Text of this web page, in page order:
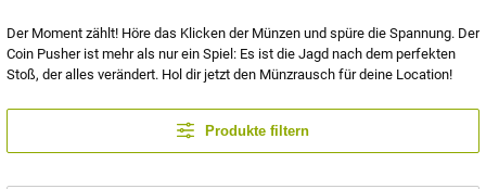
Der Moment zählt! Höre das Klicken der Münzen und spüre die Spannung. Der
Coin Pusher ist mehr als nur ein Spiel: Es ist die Jagd nach dem perfekten
Stoß, der alles verändert. Hol dir jetzt den Münzrausch für deine Location!
Produkte filtern